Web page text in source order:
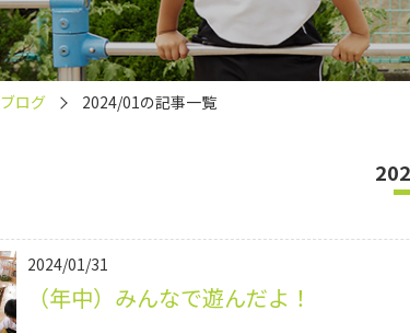
ブログ 2024/01の記事一覧
2024/01/31
（年中）みんなで遊んだよ！